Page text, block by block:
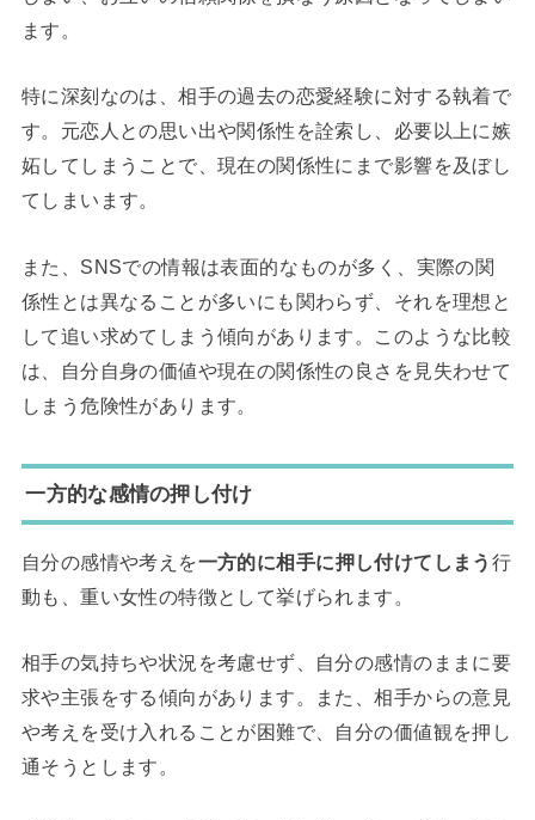
ます。
特に深刻なのは、相手の過去の恋愛経験に対する執着で
す。元恋人との思い出や関係性を詮索し、必要以上に嫉
妬してしまうことで、現在の関係性にまで影響を及ぼし
てしまいます。
また、SNSでの情報は表面的なものが多く、実際の関
係性とは異なることが多いにも関わらず、それを理想と
して追い求めてしまう傾向があります。このような比較
は、自分自身の価値や現在の関係性の良さを見失わせて
しまう危険性があります。
一方的な感情の押し付け
自分の感情や考えを一方的に相手に押し付けてしまう 行
動も、重い女性の特徴として挙げられます。
相手の気持ちや状況を考慮せず、自分の感情のままに要
求や主張をする傾向があります。また、相手からの意見
や考えを受け入れることが困難で、自分の価値観を押し
通そうとします。